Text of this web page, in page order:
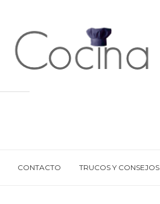
CONTACTO TRUCOS Y CONSEJOS